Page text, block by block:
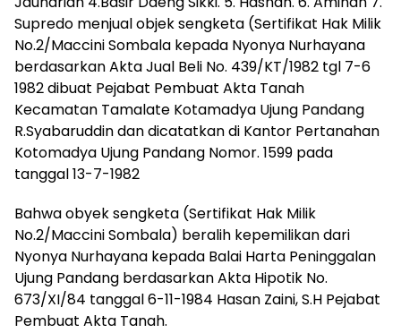
Supredo menjual objek sengketa (Sertifikat Hak Milik
No.2/Maccini Sombala kepada Nyonya Nurhayana
berdasarkan Akta Jual Beli No. 439/KT/1982 tgl 7-6
1982 dibuat Pejabat Pembuat Akta Tanah
Kecamatan Tamalate Kotamadya Ujung Pandang
R.Syabaruddin dan dicatatkan di Kantor Pertanahan
Kotomadya Ujung Pandang Nomor. 1599 pada
tanggal 13-7-1982
Bahwa obyek sengketa (Sertifikat Hak Milik
No.2/Maccini Sombala) beralih kepemilikan dari
Nyonya Nurhayana kepada Balai Harta Peninggalan
Ujung Pandang berdasarkan Akta Hipotik No.
673/XI/84 tanggal 6-11-1984 Hasan Zaini, S.H Pejabat
Pembuat Akta Tanah.